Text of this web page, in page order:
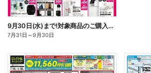
9月30日(水)まで!対象商品のご購入でボーナスポイント!
7月31日 ～9月30日